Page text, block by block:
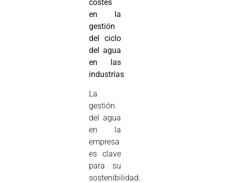
costes
en la
gestión
del ciclo
del agua
en las
industrias
La
gestión
del agua
en la
empresa
es clave
para su
sostenibilidad.